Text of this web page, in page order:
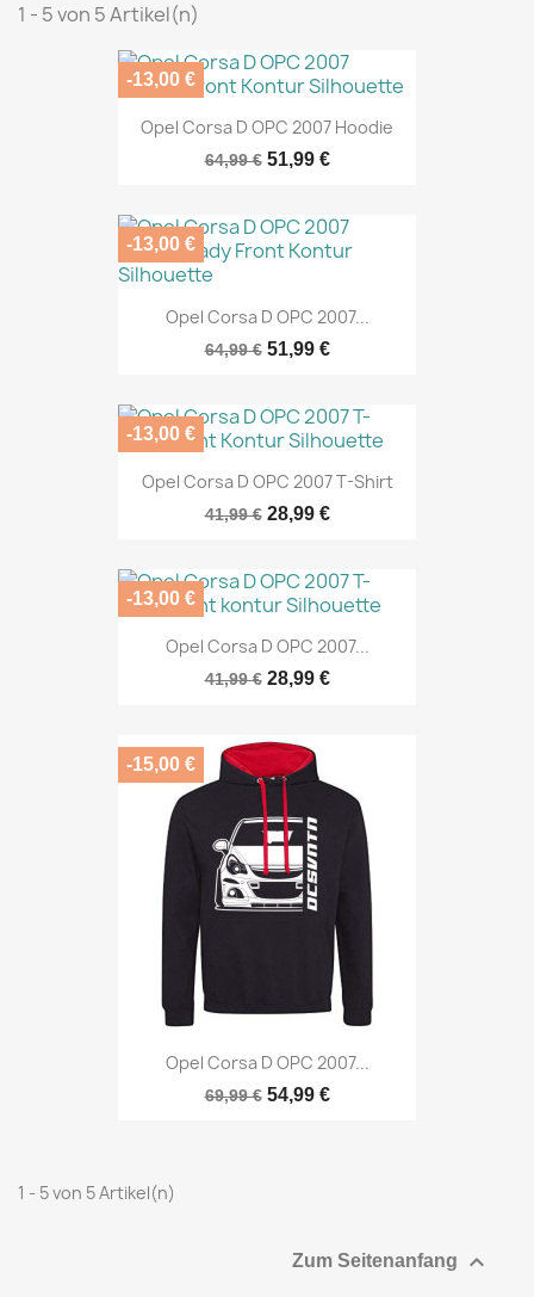
1 - 5 von 5 Artikel(n)
Opel Corsa D OPC 2007 Hoodie
64,99 € 51,99 €
-13,00 €
Opel Corsa D OPC 2007...
64,99 € 51,99 €
-13,00 €
Opel Corsa D OPC 2007 T-Shirt
41,99 € 28,99 €
-13,00 €
Opel Corsa D OPC 2007...
41,99 € 28,99 €
-13,00 €
Opel Corsa D OPC 2007...
69,99 € 54,99 €
-15,00 €
1 - 5 von 5 Artikel(n)
Zum Seitenanfang 